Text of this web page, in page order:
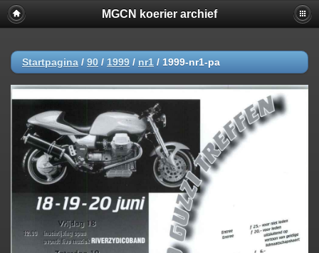
MGCN koerier archief
Startpagina / 90 / 1999 / nr1 / 1999-nr1-pa